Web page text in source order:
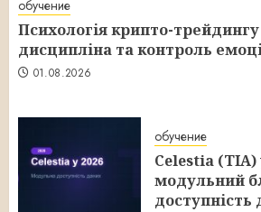
обучение
Психологія крипто-трейдингу
дисципліна та контроль
01.08.2026
обучение
Celestia (TIA)
модульний
доступність